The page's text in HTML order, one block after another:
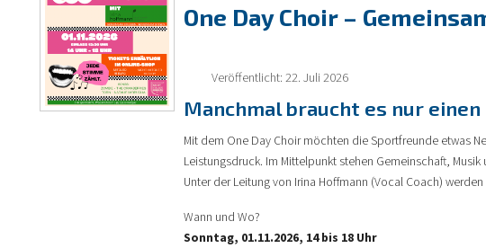
One Day Choir –
Veröffentlicht: 22. Juli 2026
Manchmal braucht es nur
Mit dem One Day Choir möchten die Sportfreunde etwas
Leistungsdruck. Im Mittelpunkt stehen Gemeinschaft,
Unter der Leitung von Irina Hoffmann (Vocal Coach)
Wann und Wo?
Sonntag, 01.11.2026, 14 bis 18 Uhr